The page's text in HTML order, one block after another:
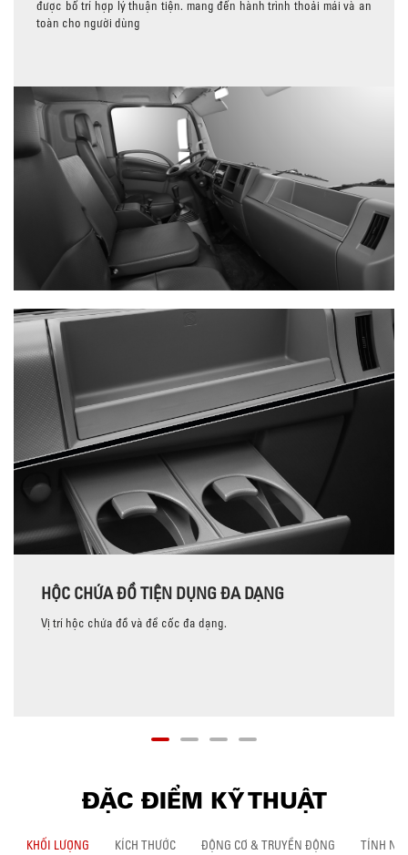
được bố trí hợp lý thuận tiện. mang đến hành trình thoải mái và an
toàn cho người dùng
HỘC CHỨA ĐỒ TIỆN DỤNG ĐA DẠNG
Vị trí hộc chứa đồ và để cốc đa dạng.
ĐẶC ĐIỂM KỸ THUẬT
KHỐI LƯỢNG KÍCH THƯỚC ĐỘNG CƠ & TRUYỀN ĐỘNG TÍNH